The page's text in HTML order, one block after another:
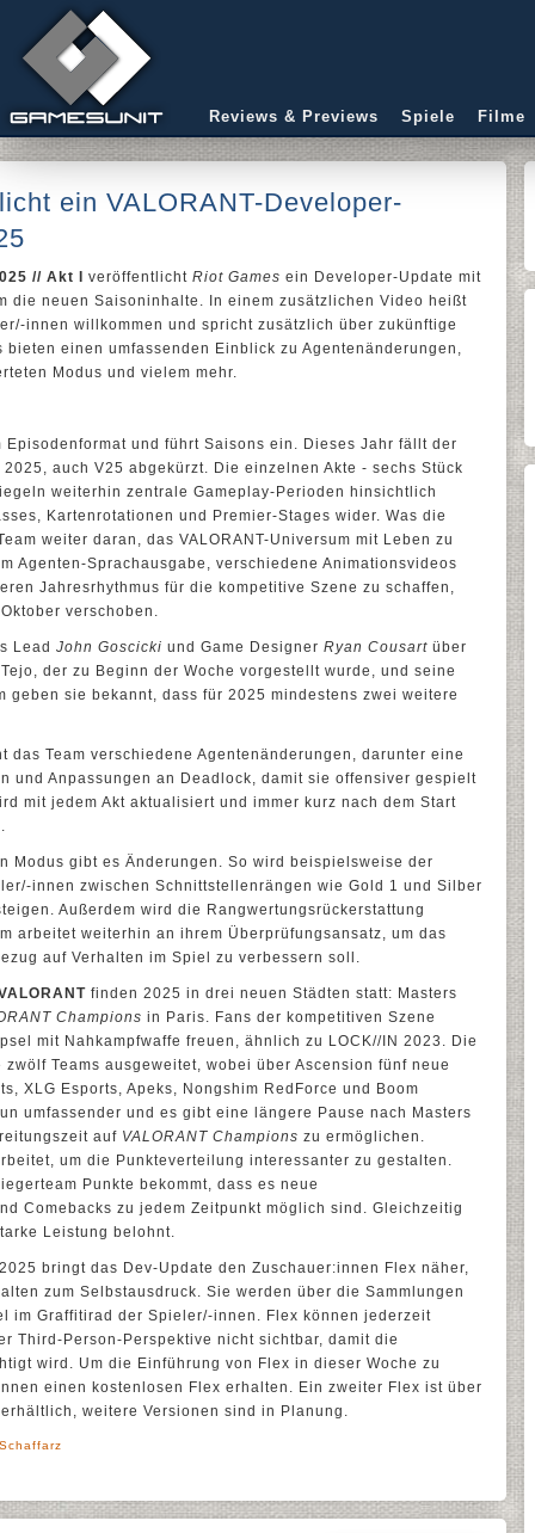
Reviews & Previews Spiele Filme
ein VALORANT-Developer-
// Akt I veröffentlicht Riot Games ein Developer-Update mit
die neuen Saisoninhalte. In einem zusätzlichen Video heißt
innen willkommen und spricht zusätzlich über zukünftige
bieten einen umfassenden Einblick zu Agentenänderungen,
Modus und vielem mehr.
und führt Saisons ein. Dieses Jahr fällt der
auch V25 abgekürzt. Die einzelnen Akte - sechs Stück
weiterhin zentrale Gameplay-Perioden hinsichtlich
Kartenrotationen und Premier-Stages wider. Was die
weiter daran, das VALORANT-Universum mit Leben zu
Agenten-Sprachausgabe, verschiedene Animationsvideos
Jahresrhythmus für die kompetitive Szene zu schaffen,
verschoben.
Lead John Goscicki und Game Designer Ryan Cousart über
der zu Beginn der Woche vorgestellt wurde, und seine
geben sie bekannt, dass für 2025 mindestens zwei weitere
das Team verschiedene Agentenänderungen, darunter eine
und Anpassungen an Deadlock, damit sie offensiver gespielt
mit jedem Akt aktualisiert und immer kurz nach dem Start
Modus gibt es Änderungen. So wird beispielsweise der
innen zwischen Schnittstellenrängen wie Gold 1 und Silber
Außerdem wird die Rangwertungsrückerstattung
arbeitet weiterhin an ihrem Überprüfungsansatz, um das
auf Verhalten im Spiel zu verbessern soll.
finden 2025 in drei neuen Städten statt: Masters
Champions in Paris. Fans der kompetitiven Szene
mit Nahkampfwaffe freuen, ähnlich zu LOCK//IN 2023. Die
Teams ausgeweitet, wobei über Ascension fünf neue
XLG Esports, Apeks, Nongshim RedForce und Boom
umfassender und es gibt eine längere Pause nach Masters
auf VALORANT Champions zu ermöglichen.
um die Punkteverteilung interessanter zu gestalten.
Punkte bekommt, dass es neue
Comebacks zu jedem Zeitpunkt möglich sind. Gleichzeitig
Leistung belohnt.
bringt das Dev-Update den Zuschauer:innen Flex näher,
zum Selbstausdruck. Sie werden über die Sammlungen
im Graffitirad der Spieler/-innen. Flex können jederzeit
Third-Person-Perspektive nicht sichtbar, damit die
wird. Um die Einführung von Flex in dieser Woche zu
einen kostenlosen Flex erhalten. Ein zweiter Flex ist über
weitere Versionen sind in Planung.